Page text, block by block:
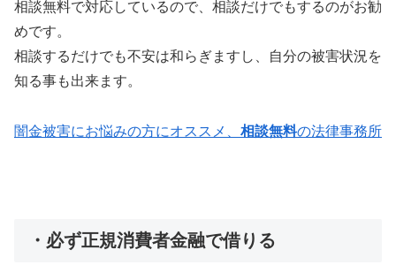
相談無料で対応しているので、相談だけでもするのがお勧
めです。
相談するだけでも不安は和らぎますし、自分の被害状況を
知る事も出来ます。
闇金被害にお悩みの方にオススメ、 相談無料の法律事務所
・必ず正規消費者金融で借りる